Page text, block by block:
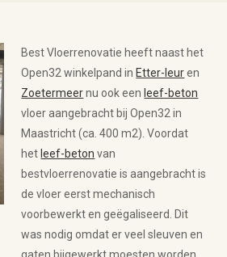
Best Vloerrenovatie heeft naast het
Open32 winkelpand in Etter-leuren
Zoetermeernu ook een leef-beton
vloer aangebracht bij Open32 in
Maastricht (ca. 400 m2). Voordat
het leef-beton van
bestvloerrenovatie is aangebracht is
de vloer eerst mechanisch
voorbewerkt en geëgaliseerd. Dit
was nodig omdat er veel sleuven en